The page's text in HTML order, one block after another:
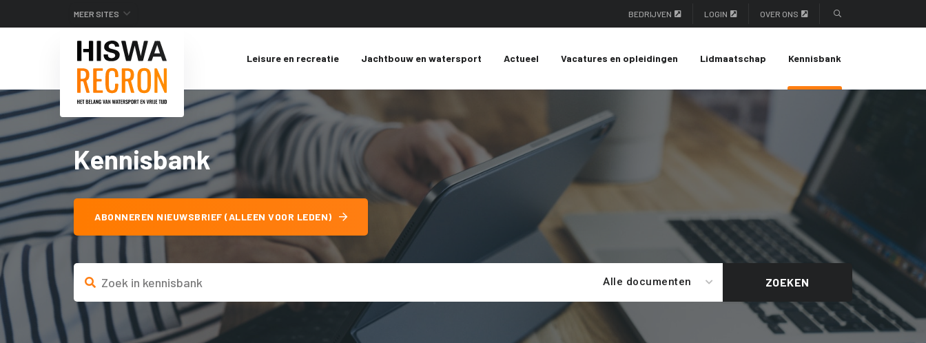
MEER SITES BEDRIJVEN LOGIN OVER ONS
Leisure en recreatie Jachtbouw en watersport Actueel Vacatures en opleidingen Lidmaatschap Kennisbank
Kennisbank
ABONNEREN NIEUWSBRIEF (ALLEEN VOOR LEDEN)
Alle documenten ZOEKEN